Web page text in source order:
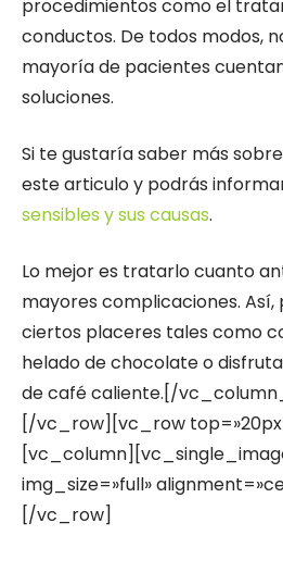
procedimientos como el
conductos. De todos modos,
mayoría de pacientes
soluciones.
Si te gustaría saber más
este articulo y podrás
sensibles y sus causas.
Lo mejor es tratarlo cuanto
mayores complicaciones.
ciertos placeres tales como
helado de chocolate o
de café caliente.[/
[/vc_row][vc_row
img_size=»full»
[/vc_row]